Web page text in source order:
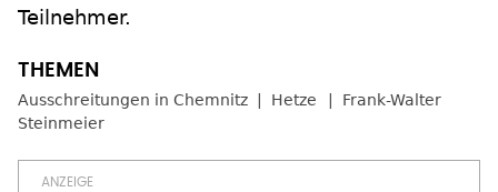
Teilnehmer.
Ausschreitungen in Chemnitz Hetze
Frank-Walter
Steinmeier